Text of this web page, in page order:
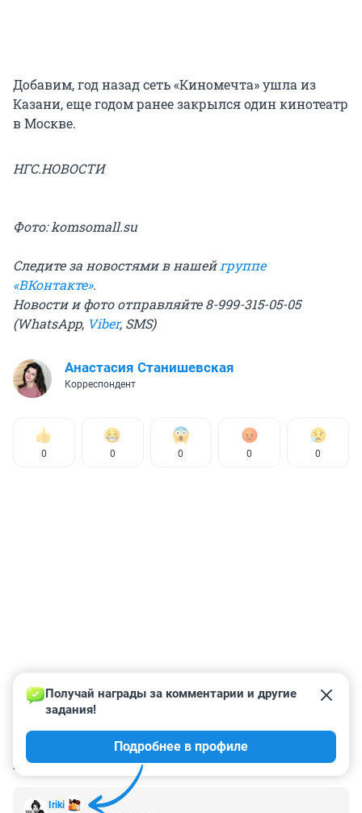
Добавим, год назад сеть «Киномечта» ушла из
Казани, еще годом ранее закрылся один кинотеатр
в Москве.
НГС.НОВОСТИ
Фото: komsomall.su
Следите за новостями в нашей группе
«ВКонтакте».
Новости и фото отправляйте 8-999-315-05-05
(WhatsApp, Viber, SMS)
Анастасия Станишевская
Корреспондент
0 0 0 0 0
КОММЕНТАРИИ 11
Iriki
Получай награды за комментарии и другие
задания!
Подробнее в профиле